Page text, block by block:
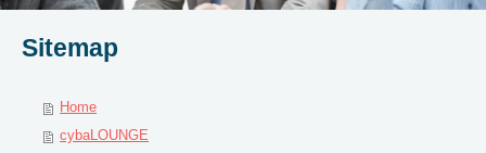
Sitemap
Home
cybaLOUNGE